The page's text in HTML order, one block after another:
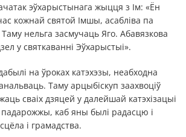
эўхарыстынага жыцця з Ім: «Ён
кожнай святой Імшы, асабліва па
Таму нельга засмучаць Яго. Абавязкова
у святкаванні Эўхарыстыі».
на ўроках катэхэзы, неабходна
Таму арцыбіскуп заахвоціў
сваіх дзяцей у далейшай катэхізацыі
каб яны былі радасцю і
і грамадства.